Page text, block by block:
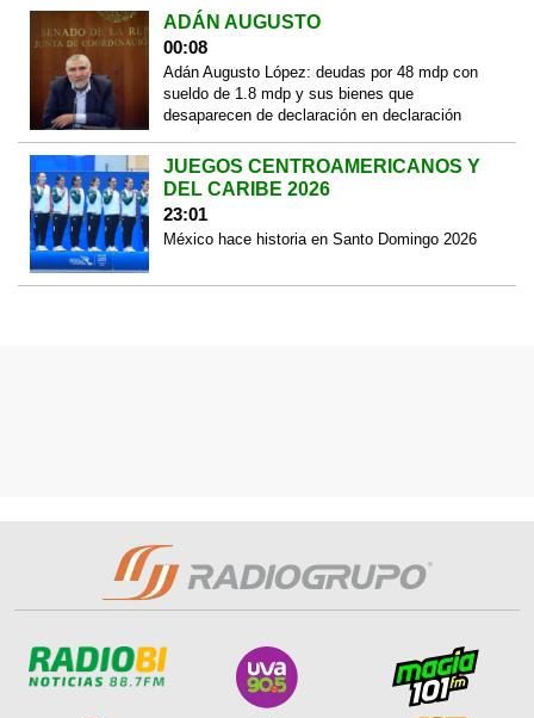
ADÁN AUGUSTO
00:08
Adán Augusto López: deudas por 48 mdp con
sueldo de 1.8 mdp y sus bienes que
desaparecen de declaración en declaración
JUEGOS CENTROAMERICANOS Y
DEL CARIBE 2026
23:01
México hace historia en Santo Domingo 2026